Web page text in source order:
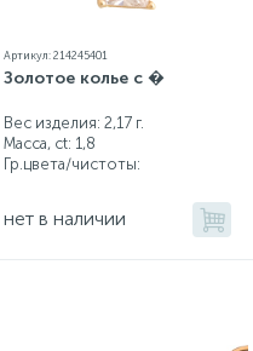
Артикул: 214245401
Золотое колье с �
Вес изделия: 2,17 г.
Масса, ct: 1,8
Гр.цвета/чистоты:
нет в наличии